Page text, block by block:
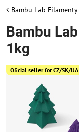
Oficial seller for CZ/SK/
Bambu Lab Filamenty
Bambu
1kg